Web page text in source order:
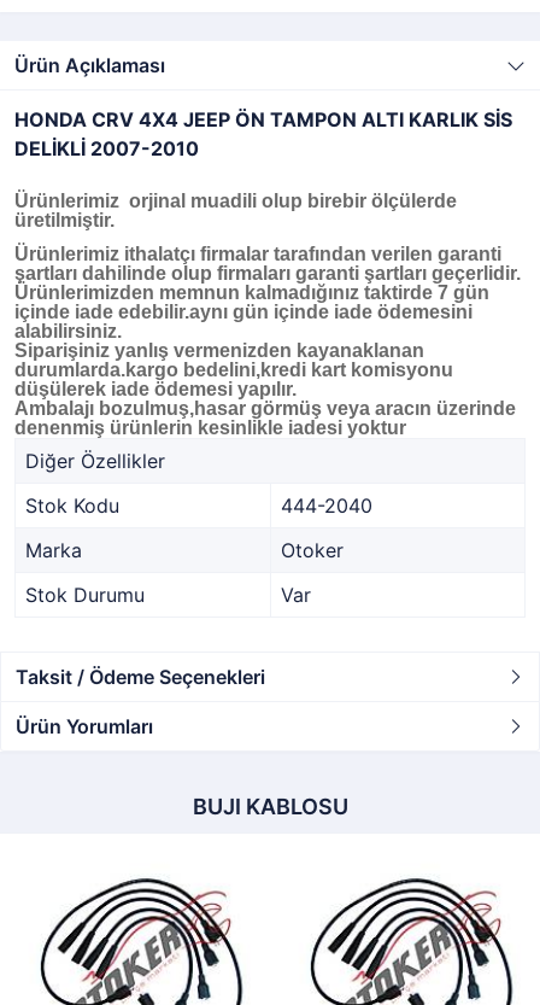
Ürün Açıklaması
HONDA CRV 4X4 JEEP ÖN TAMPON ALTI KARLIK SİS
DELİKLİ 2007-2010
Ürünlerimiz orjinal muadili olup birebir ölçülerde
üretilmiştir.
Ürünlerimiz ithalatçı firmalar tarafından verilen garanti
şartları dahilinde olup firmaları garanti şartları geçerlidir.
Ürünlerimizden memnun kalmadığınız taktirde 7 gün
içinde iade edebilir.aynı gün içinde iade ödemesini
alabilirsiniz.
Siparişiniz yanlış vermenizden kayanaklanan
durumlarda.kargo bedelini,kredi kart komisyonu
düşülerek iade ödemesi yapılır.
Ambalajı bozulmuş,hasar görmüş veya aracın üzerinde
denenmiş ürünlerin kesinlikle iadesi yoktur
Diğer Özellikler
Stok Kodu
444-2040
Marka
Otoker
Stok Durumu
Var
Taksit / Ödeme Seçenekleri
Ürün Yorumları
BUJI KABLOSU